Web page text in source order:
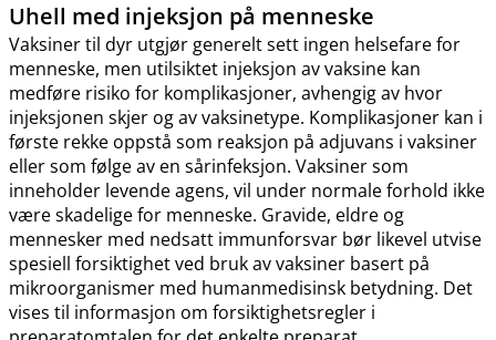
Uhell med injeksjon på menneske
Vaksiner til dyr utgjør generelt sett ingen helsefare for
menneske, men utilsiktet injeksjon av vaksine kan
medføre risiko for komplikasjoner, avhengig av hvor
injeksjonen skjer og av vaksinetype. Komplikasjoner kan i
første rekke oppstå som reaksjon på adjuvans i vaksiner
eller som følge av en sårinfeksjon. Vaksiner som
inneholder levende agens, vil under normale forhold ikke
være skadelige for menneske. Gravide, eldre og
mennesker med nedsatt immunforsvar bør likevel utvise
spesiell forsiktighet ved bruk av vaksiner basert på
mikroorganismer med humanmedisinsk betydning. Det
vises til informasjon om forsiktighetsregler i